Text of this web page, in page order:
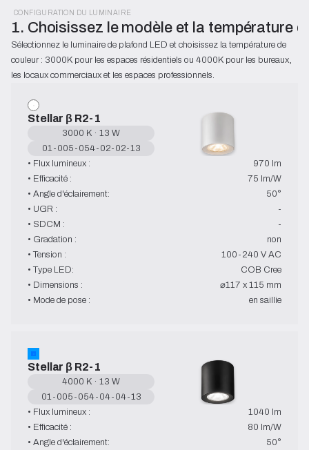
CONFIGURATION DU LUMINAIRE
1. Choisissez le modèle et la température
Sélectionnez le luminaire de plafond LED et choisissez la température de
couleur : 3000K pour les espaces résidentiels ou 4000K pour les bureaux,
les locaux commerciaux et les espaces professionnels.
Stellar β R2-1
3000 K · 13 W
01-005-054-02-02-13
• Flux lumineux :
970 lm
• Efficacité :
75 lm/W
• Angle d'éclairement:
50°
• UGR :
-
• SDCM :
-
• Gradation :
non
• Tension :
100-240 V AC
• Type LED:
COB Cree
• Dimensions :
⌀117 x 115 mm
• Mode de pose :
en saillie
Stellar β R2-1
4000 K · 13 W
01-005-054-04-04-13
• Flux lumineux :
1040 lm
• Efficacité :
80 lm/W
• Angle d'éclairement:
50°